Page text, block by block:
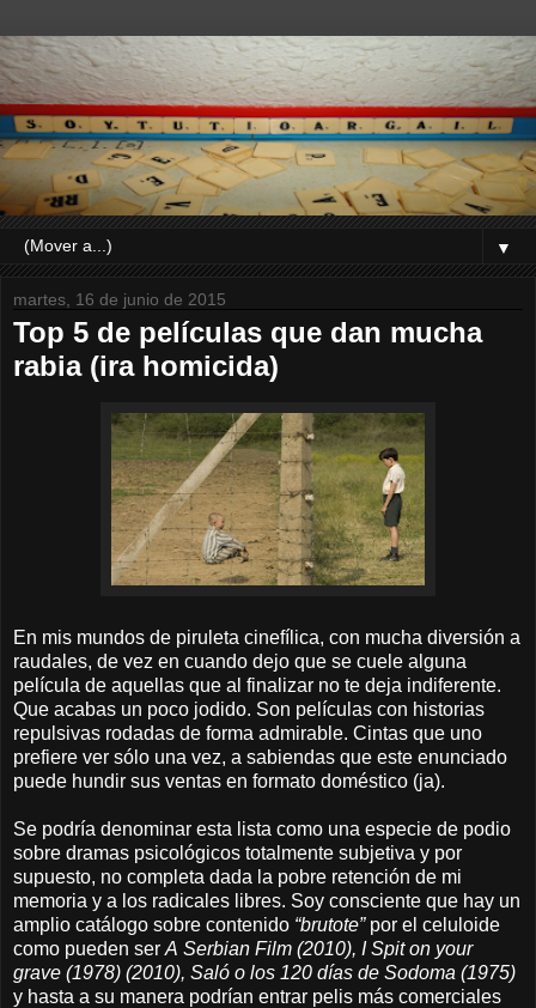
▼
martes, 16 de junio de 2015
Top 5 de películas que dan mucha
rabia (ira homicida)
En mis mundos de piruleta cinefílica, con mucha diversión a
raudales, de vez en cuando dejo que se cuele alguna
película de aquellas que al finalizar no te deja indiferente.
Que acabas un poco jodido. Son películas con historias
repulsivas rodadas de forma admirable. Cintas que uno
prefiere ver sólo una vez, a sabiendas que este enunciado
puede hundir sus ventas en formato doméstico (ja).
Se podría denominar esta lista como una especie de podio
sobre dramas psicológicos totalmente subjetiva y por
supuesto, no completa dada la pobre retención de mi
memoria y a los radicales libres. Soy consciente que hay un
amplio catálogo sobre contenido “brutote”por el celuloide
como pueden ser A Serbian Film (2010), I Spit on your
grave (1978) (2010), Saló o los 120 días de Sodoma (1975)
y hasta a su manera podrían entrar pelis más comerciales